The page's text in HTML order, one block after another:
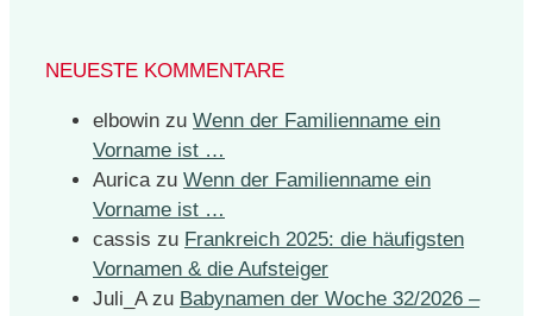
NEUESTE KOMMENTARE
elbowin zu Wenn der Familienname ein
Vorname ist …
Auricazu Wenn der Familienname ein
Vorname ist …
cassis zu Frankreich 2025: die häufigsten
Vornamen & die Aufsteiger
Juli_Azu Babynamen der Woche 32/2026 –